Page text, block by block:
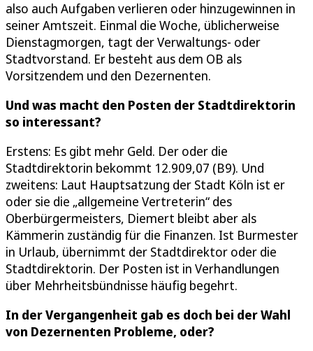
also auch Aufgaben verlieren oder hinzugewinnen in
seiner Amtszeit. Einmal die Woche, üblicherweise
Dienstagmorgen, tagt der Verwaltungs- oder
Stadtvorstand. Er besteht aus dem OB als
Vorsitzendem und den Dezernenten.
Und was macht den Posten der Stadtdirektorin
so interessant?
Erstens: Es gibt mehr Geld. Der oder die
Stadtdirektorin bekommt 12.909,07 (B9). Und
zweitens: Laut Hauptsatzung der Stadt Köln ist er
oder sie die „allgemeine Vertreterin“ des
Oberbürgermeisters, Diemert bleibt aber als
Kämmerin zuständig für die Finanzen. Ist Burmester
in Urlaub, übernimmt der Stadtdirektor oder die
Stadtdirektorin. Der Posten ist in Verhandlungen
über Mehrheitsbündnisse häufig begehrt.
In der Vergangenheit gab es doch bei der Wahl
von Dezernenten Probleme, oder?